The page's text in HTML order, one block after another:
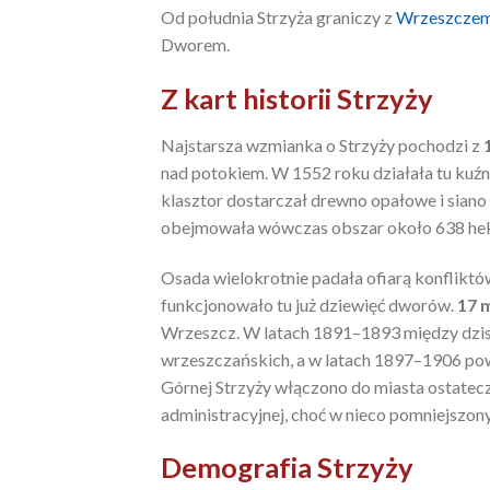
Od południa Strzyża graniczy z
Dworem.
Z kart historii Strzyży
Najstarsza wzmianka o Strzyży pochodzi z
nad potokiem. W 1552 roku działała tu
klasztor dostarczał drewno opałowe i
obejmowała wówczas obszar około 638
Osada wielokrotnie padała ofiarą
funkcjonowało tu już dziewięć dworów. 17
Wrzeszcz. W latach 1891–1893 między
wrzeszczańskich, a w latach 1897–1906
Górnej Strzyży włączono do miasta
administracyjnej, choć w nieco
Demografia Strzyży